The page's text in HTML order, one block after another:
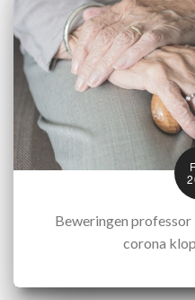
Beweringen
corona